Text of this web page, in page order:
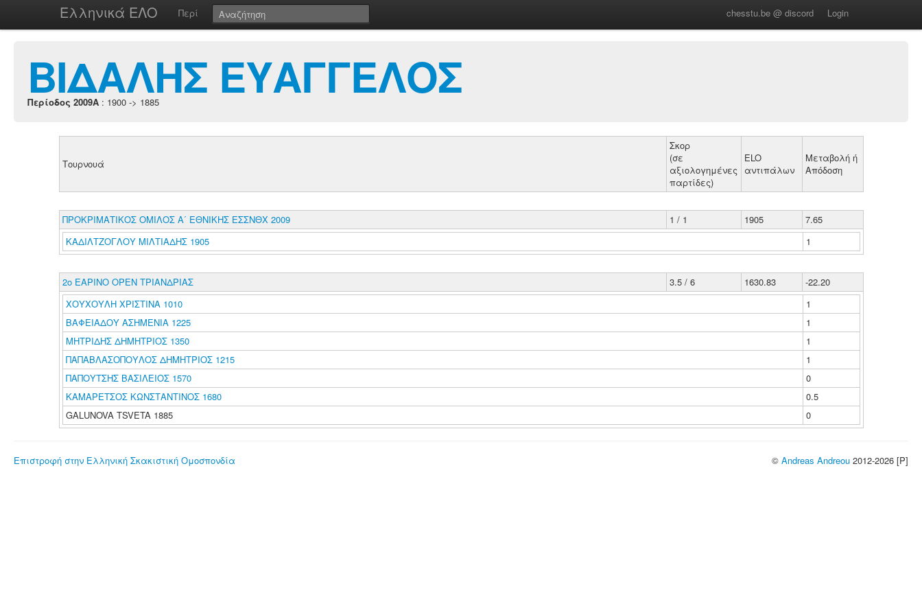
Ελληνικά ΕΛΟ Περί chesstu.be @ discord Login
ΒΙΔΑΛΗΣ ΕΥΑΓΓΕΛΟΣ
Περίοδος 2009A : 1900 -> 1885
Τουρνουά
Σκορ
(σε
αξιολογημένες
παρτίδες)
ELO
αντιπάλων
Μεταβολή ή
Απόδοση
ΠΡΟΚΡΙΜΑΤΙΚΟΣ ΟΜΙΛΟΣ Α΄ ΕΘΝΙΚΗΣ ΕΣΣΝΘΧ 2009 1 / 1 1905
7.65
ΚΑΔΙΛΤΖΟΓΛΟΥ ΜΙΛΤΙΑΔΗΣ 1905
1
2ο ΕΑΡΙΝΟ ΟΡΕΝ ΤΡΙΑΝΔΡΙΑΣ 3.5 / 6 1630.83
-22.20
ΧΟΥΧΟΥΛΗ ΧΡΙΣΤΙΝΑ 1010
1
ΒΑΦΕΙΑΔΟΥ ΑΣΗΜΕΝΙΑ 1225
1
ΜΗΤΡΙΔΗΣ ΔΗΜΗΤΡΙΟΣ 1350
1
ΠΑΠΑΒΛΑΣΟΠΟΥΛΟΣ ΔΗΜΗΤΡΙΟΣ 1215
1
ΠΑΠΟΥΤΣΗΣ ΒΑΣΙΛΕΙΟΣ 1570
0
ΚΑΜΑΡΕΤΣΟΣ ΚΩΝΣΤΑΝΤΙΝΟΣ 1680
0.5
GALUNOVA TSVETA 1885
0
Επιστροφή στην Ελληνική Σκακιστική Ομοσπονδία © Andreas Andreou 2012-2026 [P]